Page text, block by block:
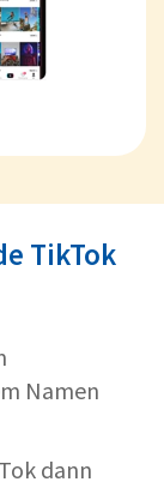
TikTok
Namen
dann